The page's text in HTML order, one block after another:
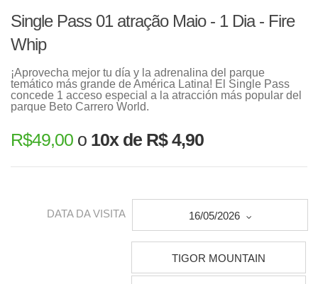
Single Pass 01 atração Maio - 1 Dia - Fire
Whip
¡Aprovecha mejor tu día y la adrenalina del parque
temático más grande de América Latina! El Single Pass
concede 1 acceso especial a la atracción más popular del
parque Beto Carrero World.
R$49,00 o 10x de R$ 4,90
DATA DA VISITA 16/05/2026
TIGOR MOUNTAIN